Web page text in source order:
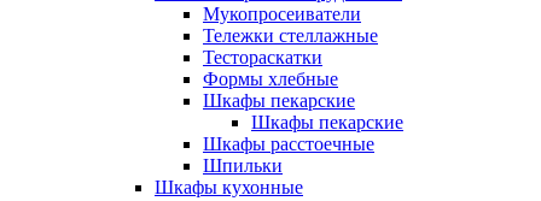
Мукопросеиватели
Тележки стеллажные
Тестораскатки
Формы хлебные
Шкафы пекарские
Шкафы пекарские
Шкафы расстоечные
Шпильки
Шкафы кухонные